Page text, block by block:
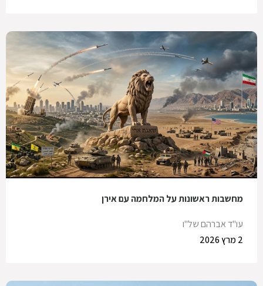
מחשבות ראשונות על המלחמה עם אירן
עו"ד אברהם של"ו
2 מרץ 2026